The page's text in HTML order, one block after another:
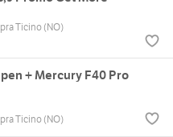
Ticino (NO)
+ Mercury F40 Pro
Ticino (NO)